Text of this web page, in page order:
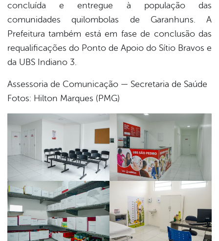
concluída e entregue à população das
comunidades quilombolas de Garanhuns. A
Prefeitura também está em fase de conclusão das
requalificações do Ponto de Apoio do Sítio Bravos e
da UBS Indiano 3.
Assessoria de Comunicação — Secretaria de Saúde
Fotos: Hilton Marques (PMG)